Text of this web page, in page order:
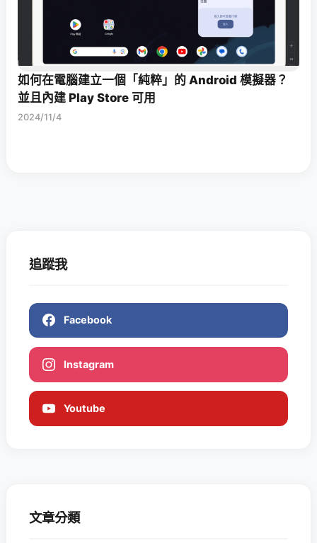
如何在電腦建立一個「純粹」的 Android 模擬器？
並且內建 Play Store 可用
2024/11/4
追蹤我
Facebook
Instagram
Youtube
文章分類